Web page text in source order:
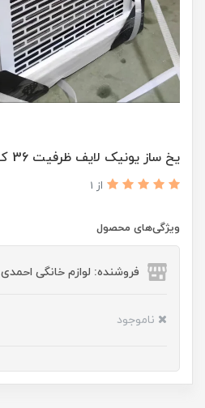
یخ ساز یونیک لایف ظرفیت 36 کیلوگرم
از 1
ویژگی‌های محصول
فروشنده: لوازم خانگی احمدی
ناموجود